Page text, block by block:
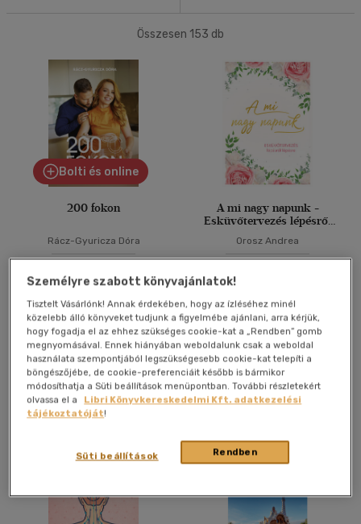
Alkalmaz
Összesen 153 db
Bolti és online
200 fokon
Rácz-Gyuricza Dóra
Árinformációk
Borító ár:8 990 Ft
Kosárba
A mi nagy napunk -
Esküvőtervezés lépésről
Orosz Andrea
Árinformációk
Borító ár: 5 500 Ft
Kosárba
Személyre szabott könyvajánlatok!
Tisztelt Vásárlónk! Annak érdekében, hogy az ízléséhez minél
közelebb álló könyveket tudjunk a figyelmébe ajánlani, arra kérjük,
hogy fogadja el az ehhez szükséges cookie-kat a „Rendben” gomb
megnyomásával. Ennek hiányában weboldalunk csak a weboldal
használata szempontjából legszükségesebb cookie-kat telepíti a
böngészőjébe, de cookie-preferenciáit később is bármikor
módosíthatja a Süti beállítások menüpontban. További részletekért
olvassa el a
Libri Könyvkereskedelmi Kft. adatkezelési
tájékoztatóját!
Rendben
Süti beállítások